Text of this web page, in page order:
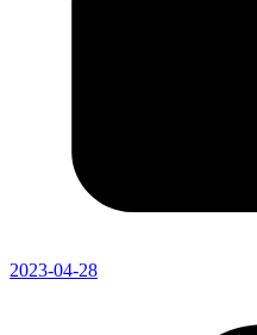
2023-04-28